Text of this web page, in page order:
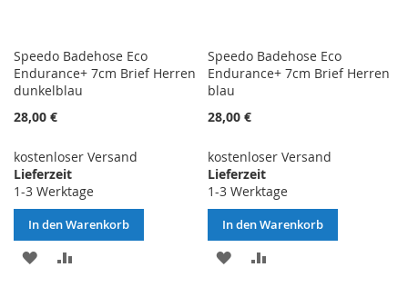
Speedo Badehose Eco
Endurance+ 7cm Brief Herren
dunkelblau
28,00 €
kostenloser Versand
Lieferzeit
1-3 Werktage
In den Warenkorb
ZUR
Speedo Badehose Eco
Endurance+ 7cm Brief Herren
blau
28,00 €
kostenloser Versand
Lieferzeit
1-3 Werktage
In den Warenkorb
ZUR